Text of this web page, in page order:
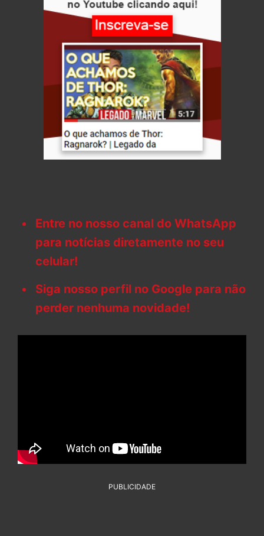
Entre no nosso canal do WhatsApp
para notícias diretamente no seu
celular!
Siga nosso perfil no Google para não
perder nenhuma novidade!
PUBLICIDADE